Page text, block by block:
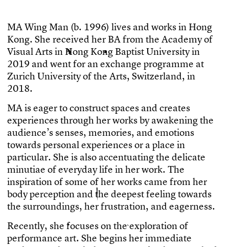
MAWing Man (b. 1996) lives andworksin Hong
Kong. She receivedher BAfrom the Academyof
VisualArtsin Hong Kong BaptistUniversityin
2019 andwentfor anexchange programme at
ZurichUniversityofthe Arts, Switzerland, in
2018.
MAiseagertoconstruct spaces andcreates
experiencesthroughherworksby awakeningthe
audience’s senses, memories, andemotions
towardspersonalexperiencesor a place in
particular. She is also accentuatingthe delicate
minutiae ofeverydaylife inherwork. The
inspirationof some ofherworkscame from her
bodyperception andthe deepestfeelingtowards
the surroundings, herfrustration, andeagerness.
Recently, she focusesonthe explorationof
performance art. She beginsherimmediate